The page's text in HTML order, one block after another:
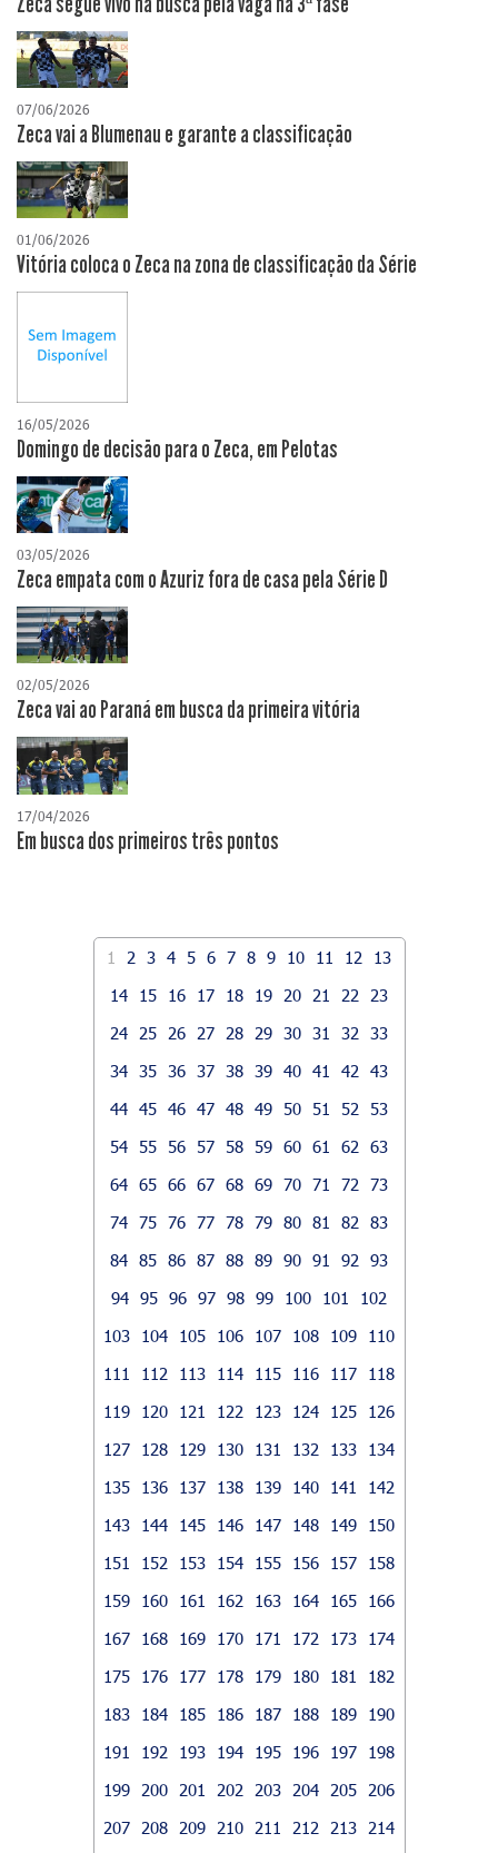
07/06/2026
Zeca vai a Blumenau e garante a classificação
01/06/2026
Vitória coloca o Zeca na zona de classificação da Série
16/05/2026
Domingo de decisão para o Zeca, em Pelotas
03/05/2026
Zeca empata com o Azuriz fora de casa pela Série D
02/05/2026
Zeca vai ao Paraná em busca da primeira vitória
17/04/2026
​Em busca dos primeiros três pontos
1 2 3 4 5 6 7 8 9 10 11 12
13
14
15 16 17 18 19 20 21 22
23
24
25 26 27 28 29 30 31 32
33
34
35 36 37 38 39 40 41 42
43
44 45 46 47 48 49 50 51 52
53
54
55 56 57 58 59 60 61 62
63
64 65 66 67 68 69 70 71 72
73
74 75 76 77 78 79 80 81 82
83
84 85 86 87 88 89 90 91 92
93
94 95 96 97 98 99 100 101
102
103
104 105 106 107 108 109
110
111
112 113 114 115 116 117
118
119
120 121 122 123 124 125
126
127
128 129 130 131 132 133
134
135
136 137 138 139 140 141
142
143
144 145 146 147 148 149
150
151
152 153 154 155 156 157
158
159
160 161 162 163 164 165
166
167
168 169 170 171 172 173
174
175
176 177 178 179 180 181
182
183
184 185 186 187 188 189
190
191
192 193 194 195 196 197
198
199
200 201 202 203 204 205
206
207
208 209 210 211 212 213
214